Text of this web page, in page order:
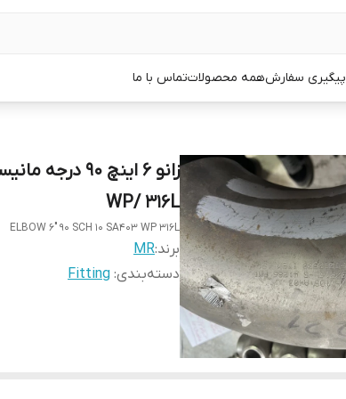
پیگیری سفارشهمه محصولاتتماس با ما
WP/ 316L
ELBOW 6" 90 SCH 10 SA403 WP 316L
برند:MR
دسته‌بندی:
Fitting